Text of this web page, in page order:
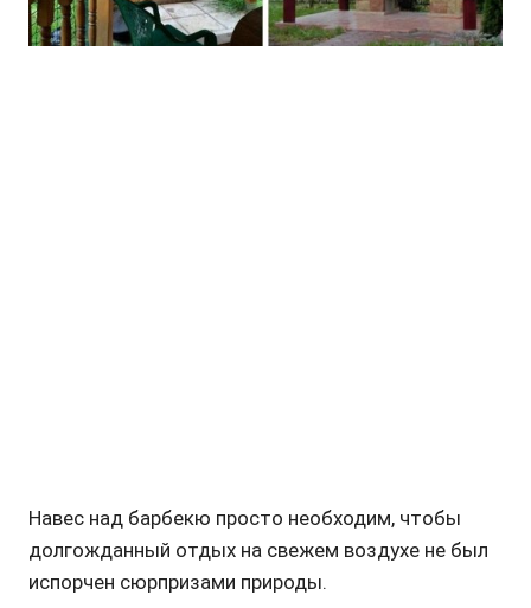
Навес над барбекю просто необходим, чтобы
долгожданный отдых на свежем воздухе не был
испорчен сюрпризами природы.